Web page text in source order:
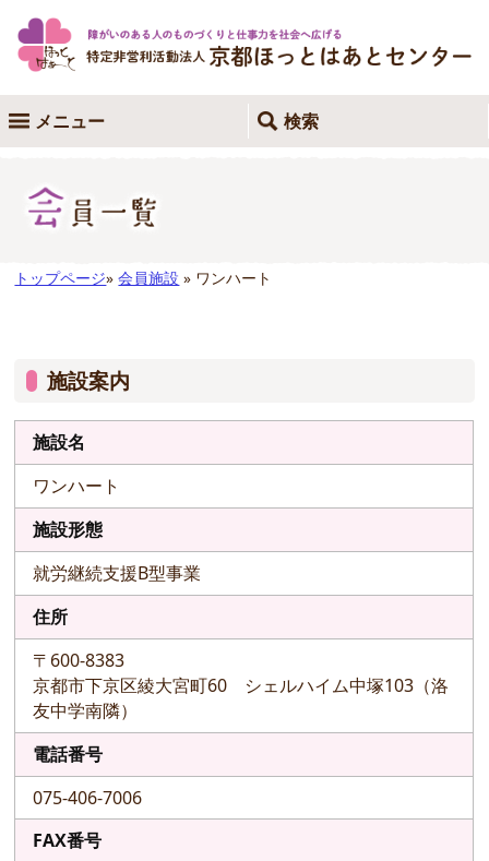
メニュー 検索
トップページ»会員施設 » ワンハート
施設案内
施設名
ワンハート
施設形態
就労継続支援B型事業
住所
〒600-8383
京都市下京区綾大宮町60 シェルハイム中塚103（洛
友中学南隣）
電話番号
075-406-7006
FAX番号